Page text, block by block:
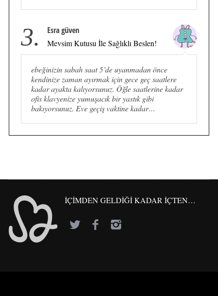
3. Esra güven
Mevsim Kutusu İle Sağlıklı Beslen!
ebeğinizin sabah saat 5’de uyanmadan önce
kendinize zaman ayırmak için gece geç saatlere
kadar ayakta kalıyorsunuz. Öğle saatlerine kadar
ofis klavyenize yumuşacık bir yastık gibi
bakıyorsunuz. Eve geçiş vaktine kadar…
İÇİMDEN GELDİĞİ KADAR İÇTEN…